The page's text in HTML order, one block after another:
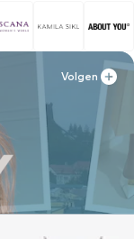
Volgen
Volgen
Volgen